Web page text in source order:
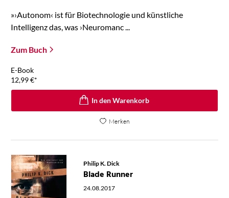
»›Autonom‹ ist für Biotechnologie und künstliche
Intelligenz das, was ›Neuromanc ...
Zum Buch
E-Book
12,99€*
In den Warenkorb
Merken
Philip K. Dick
Blade Runner
24.08.2017